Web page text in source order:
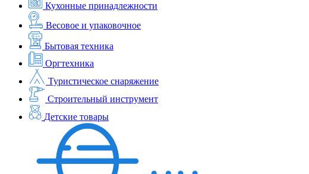
Кухонные принадлежности
Весовое и упаковочное
Бытовая техника
Оргтехника
Туристическое снаряжение
Строительный инструмент
Детские товары